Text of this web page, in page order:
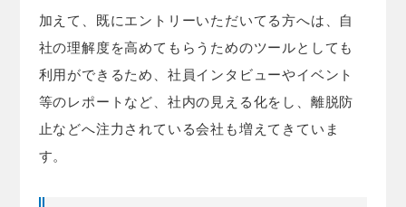
加えて、既にエントリーいただいてる方へは、自
社の理解度を高めてもらうためのツールとしても
利用ができるため、社員インタビューやイベント
等のレポートなど、社内の見える化をし、離脱防
止などへ注力されている会社も増えてきていま
す。